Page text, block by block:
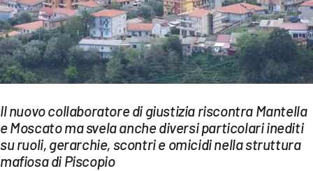
EVENTI
SPORT
Streaming
LAC NETWORK
LAC ONAIR
Il nuovo collaboratore di giustizia riscontra Mantella
e Moscato ma svela anche diversi particolari inediti
su ruoli, gerarchie, scontri e omicidi nella struttura
mafiosa di Piscopio